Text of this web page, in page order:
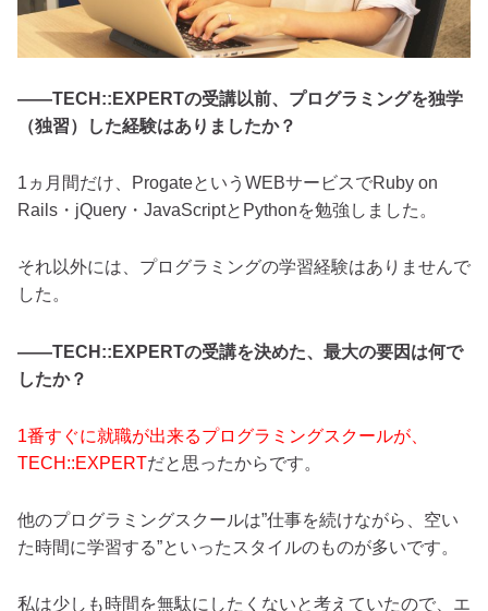
――TECH::EXPERTの受講以前、プログラミングを独学
（独習）した経験はありましたか？
1ヵ月間だけ、ProgateというWEBサービスでRuby on
Rails・jQuery・JavaScriptとPythonを勉強しました。
それ以外には、プログラミングの学習経験はありませんで
した。
――TECH::EXPERTの受講を決めた、最大の要因は何で
したか？
1番すぐに就職が出来るプログラミングスクールが、
TECH::EXPERTだと思ったからです。
他のプログラミングスクールは”仕事を続けながら、空い
た時間に学習する”といったスタイルのものが多いです。
私は少しも時間を無駄にしたくないと考えていたので、エ